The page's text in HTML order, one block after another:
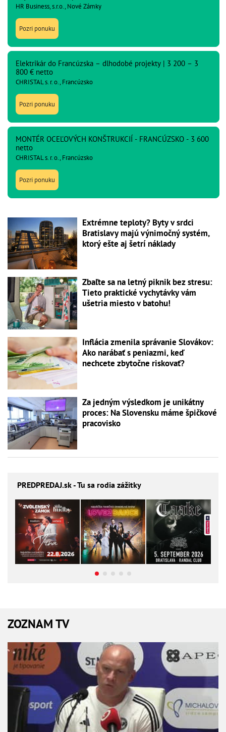
HR Business, s.r.o., Nové Zámky
Pozri ponuku
Elektrikár do Francúzska – dlhodobé projekty | 3 200 – 3
800 € netto
CHRISTAL s. r. o., Francúzsko
Pozri ponuku
MONTÉR OCEĽOVÝCH KONŠTRUKCIÍ - FRANCÚZSKO - 3 600
netto
CHRISTAL s. r. o., Francúzsko
Pozri ponuku
Extrémne teploty? Byty v srdci
Bratislavy majú výnimočný systém,
ktorý ešte aj šetrí náklady
Zbaľte sa na letný piknik bez stresu:
Tieto praktické vychytávky vám
ušetria miesto v batohu!
Inflácia zmenila správanie Slovákov:
Ako narábať s peniazmi, keď
nechcete zbytočne riskovať?
Za jedným výsledkom je unikátny
proces: Na Slovensku máme špičkové
pracovisko
PREDPREDAJ.sk - Tu sa rodia zážitky
ZOZNAM TV